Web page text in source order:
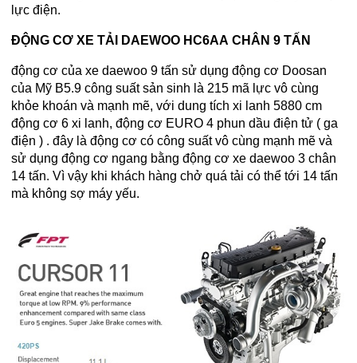
lực điện.
ĐỘNG CƠ XE TẢI DAEWOO HC6AA CHÂN 9 TẤN
động cơ của xe daewoo 9 tấn sử dụng động cơ Doosan
của Mỹ B5.9 công suất sản sinh là 215 mã lực vô cùng
khỏe khoán và mạnh mẽ, với dung tích xi lanh 5880 cm
động cơ 6 xi lanh, động cơ EURO 4 phun dầu điện tử ( ga
điện ) . đây là động cơ có công suất vô cùng mạnh mẽ và
sử dụng động cơ ngang bằng động cơ xe daewoo 3 chân
14 tấn. Vì vậy khi khách hàng chở quá tải có thể tới 14 tấn
mà không sợ máy yếu.